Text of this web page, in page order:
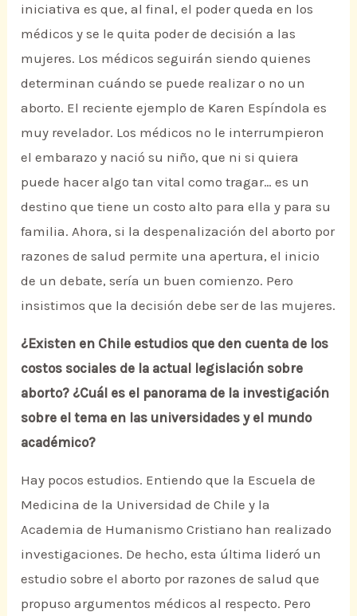
iniciativa es que, al final, el poder queda en los
médicos y se le quita poder de decisión a las
mujeres. Los médicos seguirán siendo quienes
determinan cuándo se puede realizar o no un
aborto. El reciente ejemplo de Karen Espíndola es
muy revelador. Los médicos no le interrumpieron
el embarazo y nació su niño, que ni si quiera
puede hacer algo tan vital como tragar… es un
destino que tiene un costo alto para ella y para su
familia. Ahora, si la despenalización del aborto por
razones de salud permite una apertura, el inicio
de un debate, sería un buen comienzo. Pero
insistimos que la decisión debe ser de las mujeres.
¿Existen en Chile estudios que den cuenta de los
costos sociales de la actual legislación sobre
aborto? ¿Cuál es el panorama de la investigación
sobre el tema en las universidades y el mundo
académico?
Hay pocos estudios. Entiendo que la Escuela de
Medicina de la Universidad de Chile y la
Academia de Humanismo Cristiano han realizado
investigaciones. De hecho, esta última lideró un
estudio sobre el aborto por razones de salud que
propuso argumentos médicos al respecto. Pero